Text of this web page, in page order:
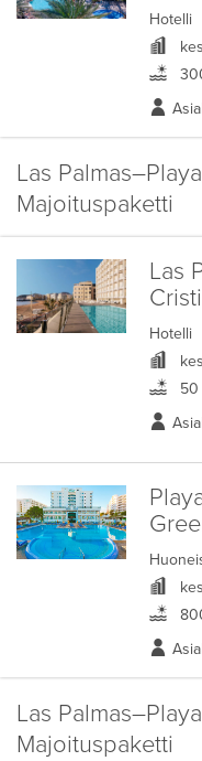
Hotelli
Las
Majoituspaketti
Las
Hotelli
50
Las
Majoituspaketti